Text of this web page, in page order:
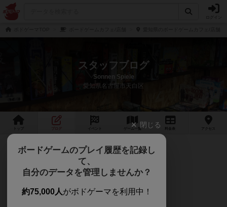
スタッフブログ
Sonnen Spiele
愛知県名古屋市天白区
ゲーム 一覧 料金 アクセス
2026年1月 営業予定※1/8追記
【2026年1月 営業予定】
年始の営業について
閉じる
ボードゲームのプレイ履歴を記録し
て、
自分のデータを管理しませんか？
約75,000人がボドゲーマを利用中！